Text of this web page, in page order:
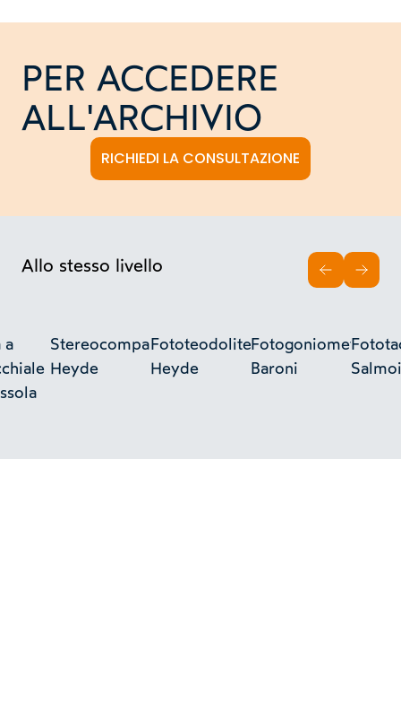
PER ACCEDERE
ALL'ARCHIVIO
RICHIEDI LA CONSULTAZIONE
Allo stesso livello
a
Stereocomparatore
Heyde
Fototeodolite
Heyde
Fotogoniometro
Baroni
INDIETRO